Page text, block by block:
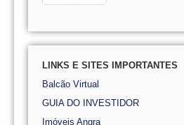
LINKS E SITES IMPORTANTES
Balcão Virtual
GUIA DO INVESTIDOR
Imóveis Angra